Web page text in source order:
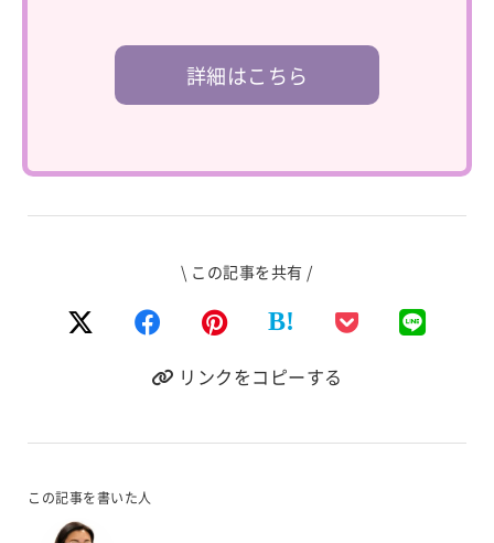
詳細はこちら
\ この記事を共有 /
B!
リンクをコピーする
この記事を書いた人